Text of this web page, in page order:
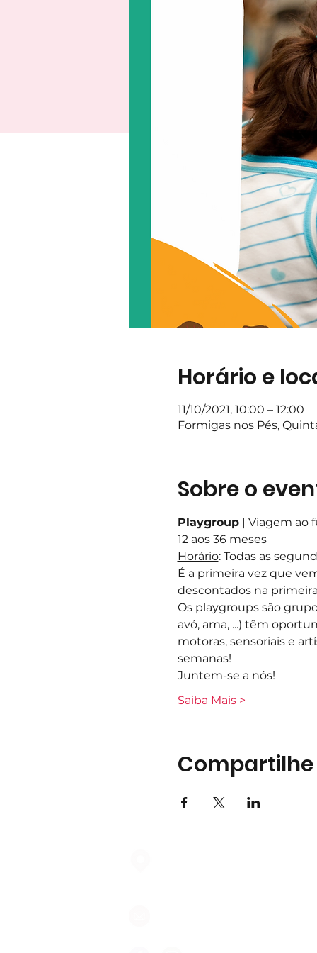
Horário e
11/10/2021, 10:00 – 12:00
Formigas nos Pés,
Sobre o
Playgroup | Viagem ao
12 aos 36 meses
Horário: Todas as
É a primeira vez que
descontados na
Os playgroups são
avó, ama, ...) têm
motoras, sensoriais e
semanas!
Juntem-se a nós!
Saiba Mais >
Compartilhe